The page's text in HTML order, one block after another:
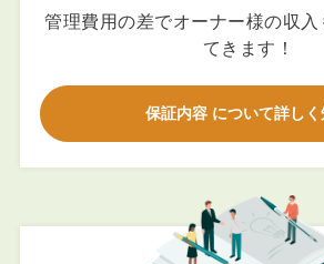
管理費用の差でオーナー様の収入
てきます！
保証内容 について詳しく